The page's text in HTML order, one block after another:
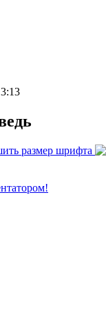
размер шрифта